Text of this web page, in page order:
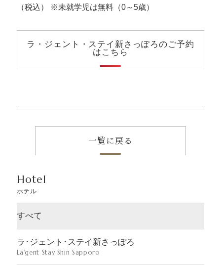
（税込） ※未就学児は無料（0～5歳）
ラ・ジェント・ステイ新さっぽろのご予約
はこちら
一覧に戻る
Hotel
ホテル
すべて
ラ･ジェント･ステイ新さっぽろ
La'gent Stay Shin Sapporo